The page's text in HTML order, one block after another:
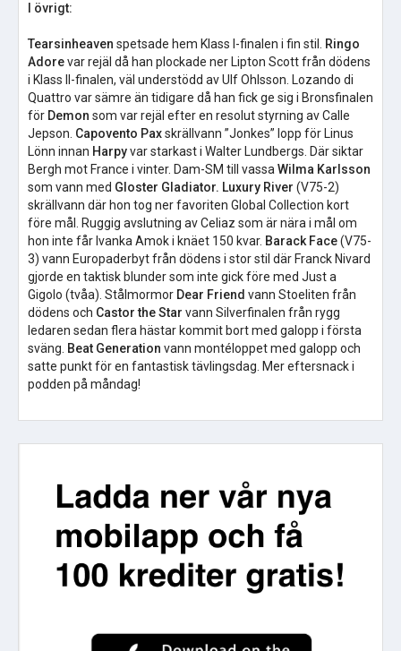
I övrigt:
Tearsinheaven spetsade hem Klass I-finalen i fin stil.
Ringo
Adorevar rejäl då han plockade ner Lipton Scott från dödens
i Klass II-finalen, väl understödd av Ulf Ohlsson. Lozando di
Quattro var sämre än tidigare då han fick ge sig i Bronsfinalen
för Demon som var rejäl efter en resolut styrning av Calle
Jepson. Capovento Paxskrällvann ”Jonkes” lopp för Linus
Lönn innan Harpyvar starkast i Walter Lundbergs. Där siktar
Bergh mot France i vinter. Dam-SM till vassa Wilma Karlsson
som vann med Gloster Gladiator. Luxury River (V75-2)
skrällvann där hon tog ner favoriten Global Collection kort
före mål. Ruggig avslutning av Celiaz som är nära i mål om
hon inte får Ivanka Amok i knäet 150 kvar. Barack Face(V75-
3) vann Europaderbyt från dödens i stor stil där Franck Nivard
gjorde en taktisk blunder som inte gick före med Just a
Gigolo (tvåa). Stålmormor Dear Friend vann Stoeliten från
dödens och Castor the Star vann Silverfinalen från rygg
ledaren sedan flera hästar kommit bort med galopp i första
sväng. Beat Generation vann montéloppet med galopp och
satte punkt för en fantastisk tävlingsdag. Mer eftersnack i
podden på måndag!